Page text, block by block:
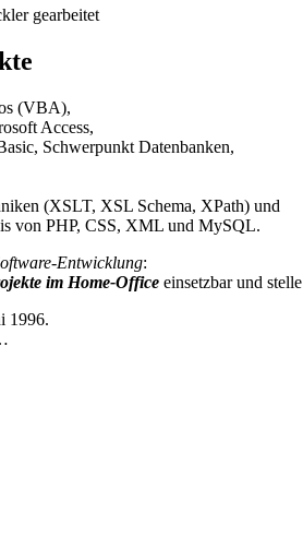
gearbeitet
(VBA),
Access,
Schwerpunkt Datenbanken,
(XSLT, XSL Schema, XPath) und
von PHP, CSS, XML und MySQL.
Entwicklung:
im Home-Office einsetzbar und stelle
1996.